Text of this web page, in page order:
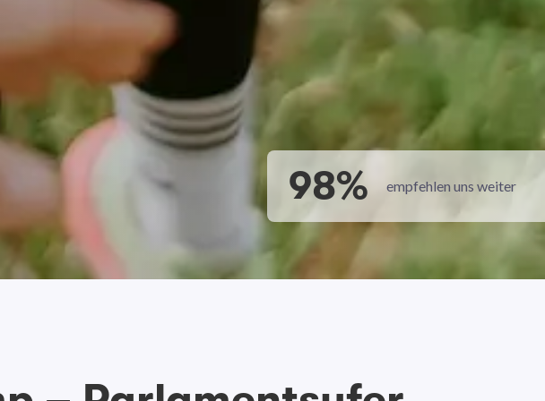
98% empfehlen uns weiter